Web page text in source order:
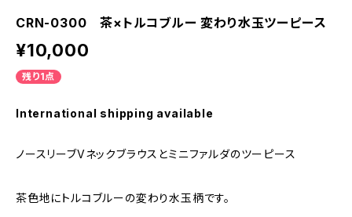
CRN-0300 茶×トルコブルー 変わり水玉ツーピース
¥10,000
残り1点
International shipping available
ノースリーブVネックブラウスとミニファルダのツーピース
茶色地にトルコブルーの変わり水玉柄です。